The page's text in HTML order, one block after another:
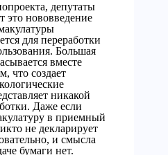
депутаты
это нововведение
для переработки
Большая
вместе
что создает
никакой
Даже если
в приемный
не декларирует
и смысла
бумаги нет.